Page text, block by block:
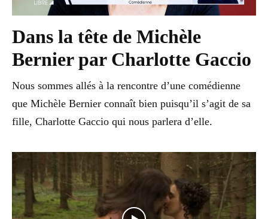
Dans la tête de Michèle
Bernier par Charlotte Gaccio
Nous sommes allés à la rencontre d’une comédienne
que Michèle Bernier connaît bien puisqu’il s’agit de sa
fille, Charlotte Gaccio qui nous parlera d’elle.